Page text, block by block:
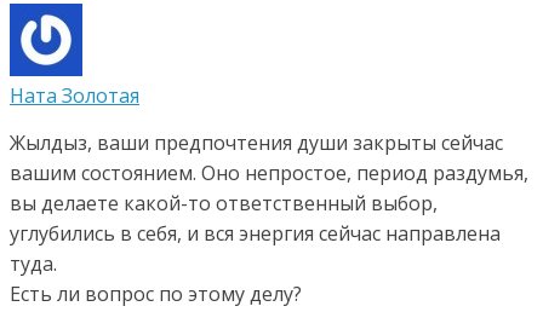
Ната Золотая
Жылдыз, ваши предпочтения души закрыты сейчас
вашим состоянием. Оно непростое, период раздумья,
вы делаете какой-то ответственный выбор,
углубились в себя, и вся энергия сейчас направлена
туда.
Есть ли вопрос по этому делу?